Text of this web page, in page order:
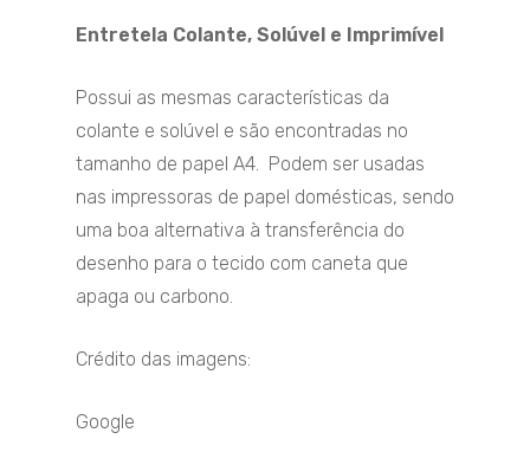
Entretela Colante, Solúvel e Imprimível
Possui as mesmas características da
colante e solúvel e são encontradas no
tamanho de papel A4. Podem ser usadas
nas impressoras de papel domésticas, sendo
uma boa alternativa à transferência do
desenho para o tecido com caneta que
apaga ou carbono.
Crédito das imagens:
Google